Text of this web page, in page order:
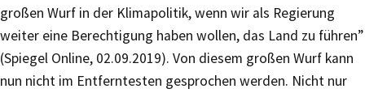
großen Wurf in der Klimapolitik, wenn wir als Regierung
weiter eine Berechtigung haben wollen, das Land zu führen”
(Spiegel Online, 02.09.2019). Von diesem großen Wurf kann
nun nicht im Entferntesten gesprochen werden. Nicht nur